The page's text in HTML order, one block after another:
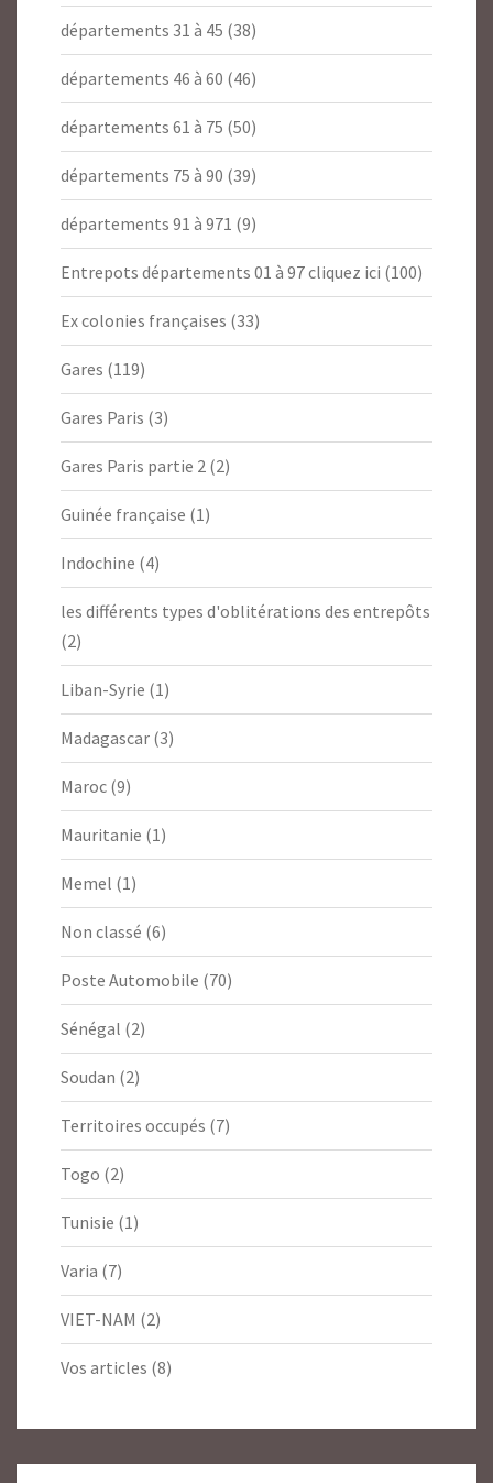
départements 31 à 45 (38)
départements 46 à 60 (46)
départements 61 à 75 (50)
départements 75 à 90 (39)
départements 91 à 971 (9)
Entrepots départements 01 à 97 cliquez ici (100)
Ex colonies françaises (33)
Gares (119)
Gares Paris (3)
Gares Paris partie 2 (2)
Guinée française (1)
Indochine (4)
les différents types d'oblitérations des entrepôts
(2)
Liban-Syrie (1)
Madagascar (3)
Maroc (9)
Mauritanie (1)
Memel (1)
Non classé (6)
Poste Automobile (70)
Sénégal (2)
Soudan (2)
Territoires occupés (7)
Togo (2)
Tunisie (1)
Varia (7)
VIET-NAM (2)
Vos articles (8)